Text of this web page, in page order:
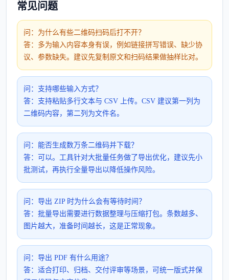
常见问题
问：为什么有些二维码扫码后打不开？
答：多为输入内容本身有误，例如链接拼写错误、缺少协
议、参数缺失。建议先复制原文和扫码结果做抽样比对。
问：支持哪些输入方式？
答：支持粘贴多行文本与 CSV 上传。CSV 建议第一列为
二维码内容，第二列为文件名。
问：能否生成数万条二维码并下载？
答：可以。工具针对大批量任务做了导出优化，建议先小
批测试，再执行全量导出以降低操作风险。
问：导出 ZIP 时为什么会有等待时间？
答：批量导出需要进行数据整理与压缩打包。条数越多、
图片越大，准备时间越长，这是正常现象。
问：导出 PDF 有什么用途？
答：适合打印、归档、交付评审等场景，可统一版式并保